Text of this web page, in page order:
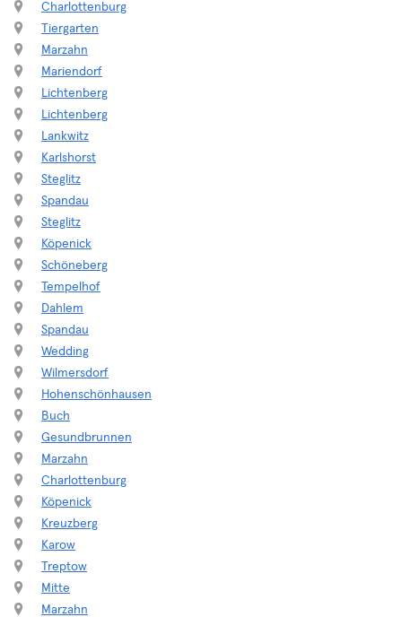
Charlottenburg
Tiergarten
Marzahn
Mariendorf
Lichtenberg
Lichtenberg
Lankwitz
Karlshorst
Steglitz
Spandau
Steglitz
Köpenick
Schöneberg
Tempelhof
Dahlem
Spandau
Wedding
Wilmersdorf
Hohenschönhausen
Buch
Gesundbrunnen
Marzahn
Charlottenburg
Köpenick
Kreuzberg
Karow
Treptow
Mitte
Marzahn